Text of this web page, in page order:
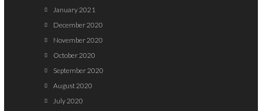
January 2021
December 2020
November 2020
October 2020
September 2020
August 2020
July 2020